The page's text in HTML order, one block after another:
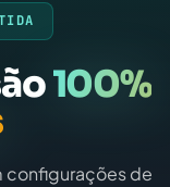
100%
configurações de